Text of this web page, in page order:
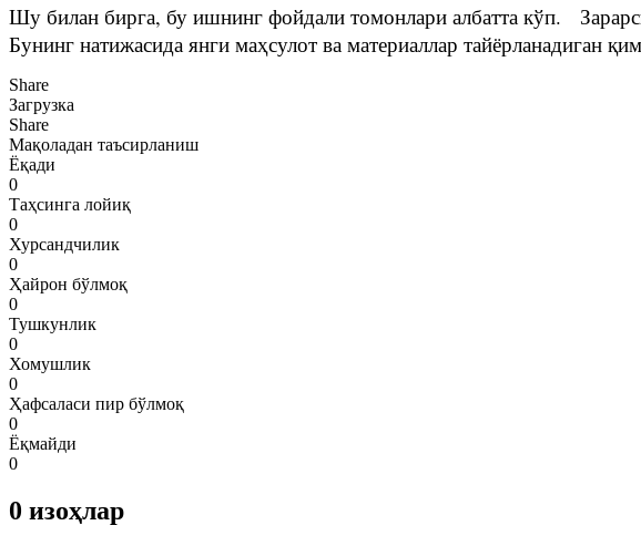
Шу билан бирга, бу ишнинг фойдали томонлари албатта кўп.
Бунинг натижасида янги маҳсулот ва материаллар тайёрланадиган
Share
Загрузка
Share
Мақоладан таъсирланиш
Ёқади
0
Таҳсинга лойиқ
0
Хурсандчилик
0
Ҳайрон бўлмоқ
0
Тушкунлик
0
Хомушлик
0
Ҳафсаласи пир бўлмоқ
0
Ёқмайди
0
0 изоҳлар